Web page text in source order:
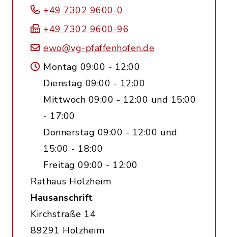
+49 7302 9600-0
+49 7302 9600-96
ewo@vg-pfaffenhofen.de
Montag 09:00 - 12:00
Dienstag 09:00 - 12:00
Mittwoch 09:00 - 12:00 und 15:00
- 17:00
Donnerstag 09:00 - 12:00 und
15:00 - 18:00
Freitag 09:00 - 12:00
Rathaus Holzheim
Hausanschrift
Kirchstraße 14
89291 Holzheim